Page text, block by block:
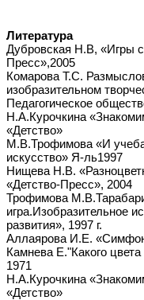
Литература
Дубровская Н.В, «Игры
Пресс»,2005
Комарова Т.С.
изобразительном
Педагогическое
Н.А.Курочкина
«Детство»
М.В.Трофимова «И
искусство» Я-ль1997
Нищева Н.В.
«Детство-Пресс», 2004
Трофимова
игра.Изобразительное
развития», 1997 г.
Аллаярова И.Е.
Камнева Е."Какого
1971
Н.А.Курочкина
«Детство»